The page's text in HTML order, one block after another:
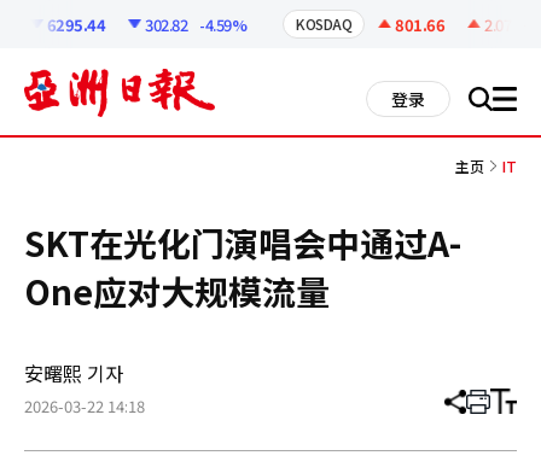
6295.44 302.82 -4.59% KOSDAQ 801.66 2.07
登录 搜 all
主页 IT
SKT在光化门演唱会中通过A-
One应对大规模流量
安曙熙 기자
2026-03-22 14:18 分
章
打 调
小